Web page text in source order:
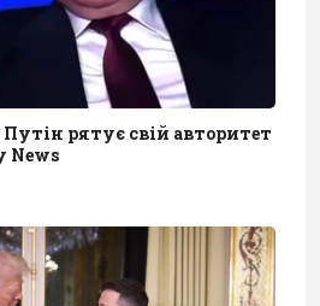
рятує свій авторитет
News